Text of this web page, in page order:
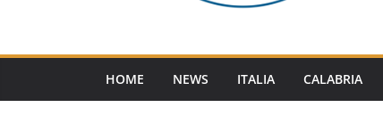
HOME NEWS ITALIA CALABRIA